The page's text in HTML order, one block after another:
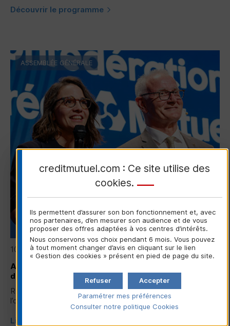
Découvrir le programme
10/06/2026
Assemblée générale de la Confédération Nationale
du Crédit Mutuel 2026
Revivez les temps forts de l’assemblée générale 2026 de
l’organe central du groupe Crédit Mutuel...
Lire la suite
ASSEMBLÉE GÉNÉRALE
creditmutuel.com : Ce site utilise des
cookies.
Ils permettent d’assurer son bon fonctionnement et, avec
nos partenaires, d’en mesurer son audience et de vous
proposer des offres adaptées à vos centres d’intérêts.
Nous conservons vos choix pendant 6 mois. Vous pouvez
à tout moment changer d’avis en cliquant sur le lien
« Gestion des cookies » présent en pied de page du site.
Accepter
Refuser
Paramétrer mes préférences
Consulter notre politique Cookies